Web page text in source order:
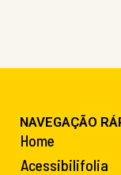
NAVEGAÇÃO
Home
Acessibilifolia